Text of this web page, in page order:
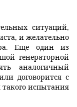
ситуаций,
и желательно
Еще один из
генераторной
аналогичный
договорится с
испытания